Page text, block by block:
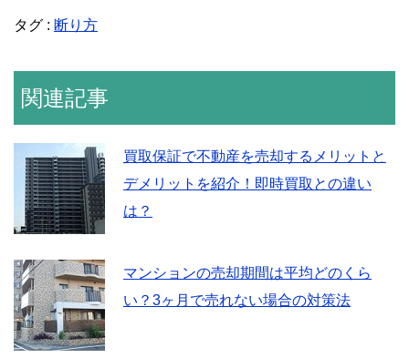
タグ : 断り方
関連記事
買取保証で不動産を売却するメリットと
デメリットを紹介！即時買取との違い
は？
マンションの売却期間は平均どのくら
い？3ヶ月で売れない場合の対策法